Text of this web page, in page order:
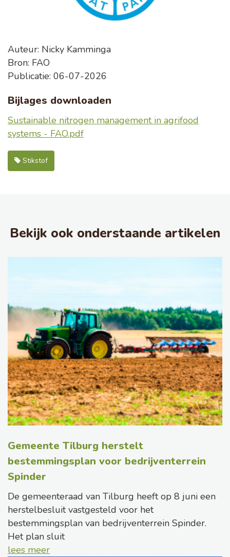
Auteur: Nicky Kamminga
Bron: FAO
Publicatie: 06-07-2026
Bijlages downloaden
Sustainable nitrogen management in agrifood
systems - FAO.pdf
Stikstof
Bekijk ook onderstaande artikelen
Gemeente Tilburg herstelt
bestemmingsplan voor bedrijventerrein
Spinder
De gemeenteraad van Tilburg heeft op 8 juni een
herstelbesluit vastgesteld voor het
bestemmingsplan van bedrijventerrein Spinder.
Het plan sluit
lees meer